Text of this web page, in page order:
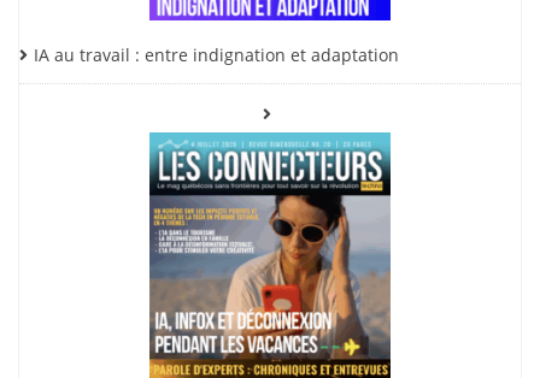
IA au travail : entre indignation et adaptation